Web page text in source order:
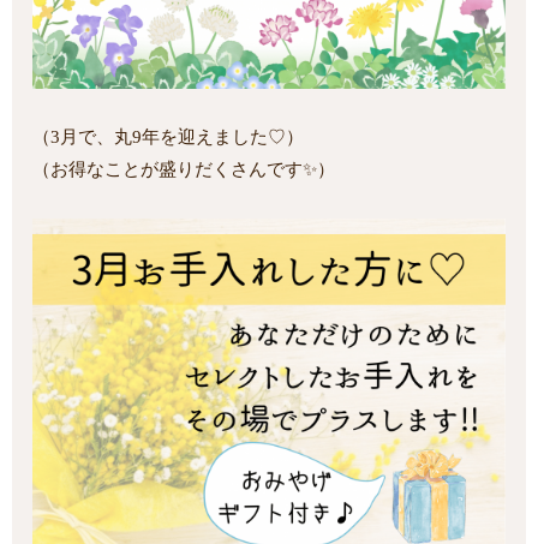
（3月で、丸9年を迎えました♡）
（お得なことが盛りだくさんです✨）